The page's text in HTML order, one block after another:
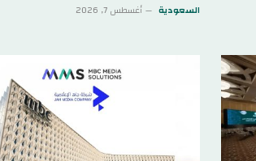
السعودية أغسطس 7, 2026